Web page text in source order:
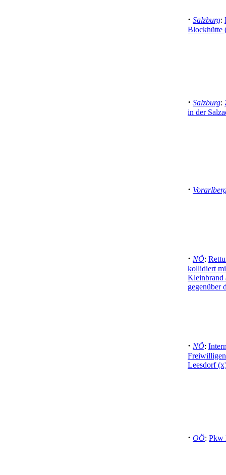
· Salzburg:
Blockhütte
· Salzburg:
in der
·
· NÖ:
kollidiert
Kleinbrand
gegenüber
· NÖ:
Leesdorf
· OÖ: Pkw